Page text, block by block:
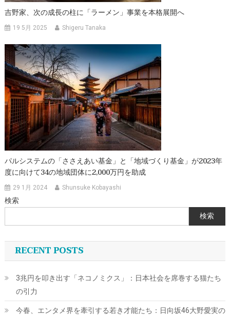
吉野家、次の成長の柱に「ラーメン」事業を本格展開へ
19 5月 2025 Shigeru Tanaka
パルシステムの「ささえあい基金」と「地域づくり基金」が2023年
度に向けて34の地域団体に2,000万円を助成
29 1月 2024 Shunsuke Kobayashi
検索
検索
RECENT POSTS
3兆円を叩き出す「ネコノミクス」：日本社会を席巻する猫たち
の引力
今春、エンタメ界を牽引する若き才能たち：日向坂46大野愛実の